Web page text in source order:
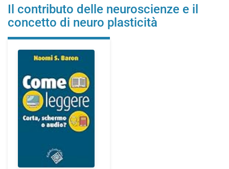
Il contributo delle neuroscienze e il
concetto di neuro plasticità